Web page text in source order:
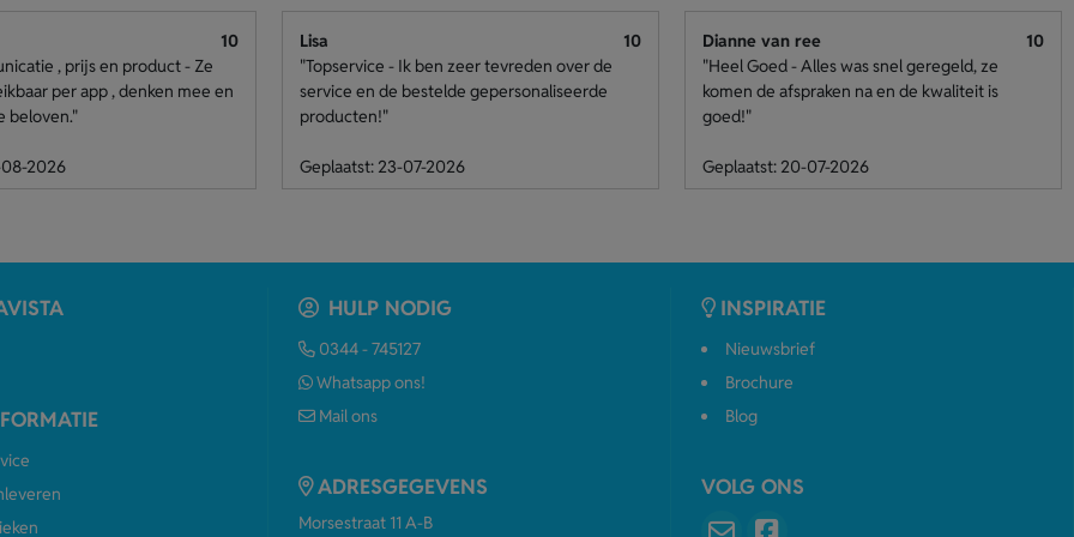
10
, prijs en product - Ze
per app , denken mee en
beloven."
2026
Lisa
10
"Topservice - Ik ben zeer tevreden over de
service en de bestelde gepersonaliseerde
producten!"
Geplaatst: 23-07-2026
Dianne van ree
10
"Heel Goed - Alles was snel geregeld, ze
komen de afspraken na en de kwaliteit is
goed!"
Geplaatst: 20-07-2026
HULP NODIG
0344 - 745127
Whatsapp ons!
Mail ons
ADRESGEGEVENS
Morsestraat 11 A-B
INSPIRATIE
Nieuwsbrief
Brochure
Blog
VOLG ONS